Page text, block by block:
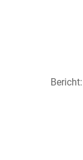
Bericht: